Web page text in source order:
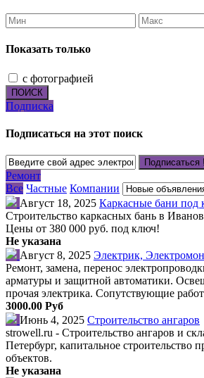
Показать только
с фотографией
ПОИСК
Подписка
Подписаться на этот поиск
Подписаться !
Ремонт
Все Частные Компании
Август 18, 2025 Каркасные бани под
Строительство каркасных бань в
Цены от 380 000 руб. под ключ!
Не указана
Август 8, 2025 Электрик,
Ремонт, замена, перенос
арматуры и защитной автоматики.
прочая электрика. Сопутствующие
3000.00 Руб
Июнь 4, 2025 Строительство ангаров
strowell.ru - Строительство ангаров и
Петербург, капитальное
объектов.
Не указана